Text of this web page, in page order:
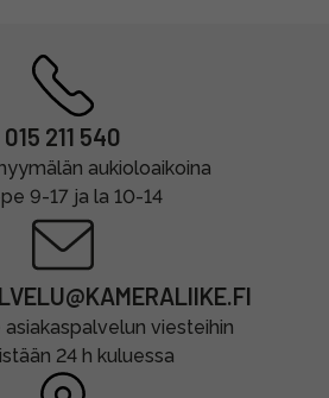
015 211 540
aukioloaikoina
9-17 ja la 10-14
viesteihin
24 h kuluessa